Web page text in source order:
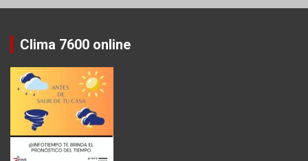
Clima 7600 online